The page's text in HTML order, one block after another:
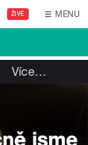
ŽIVĚ MENU
Více…